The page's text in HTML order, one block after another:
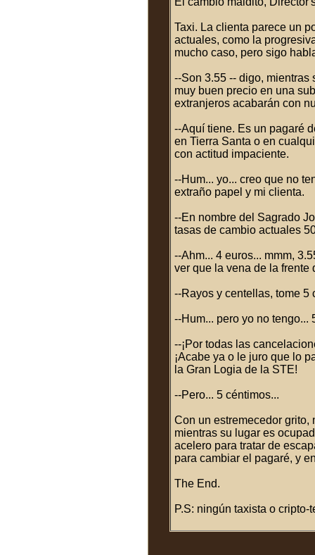
Taxi. La clienta parece un
actuales, como la
mucho caso, pero sigo
--Son 3.55 -- digo,
muy buen precio en una
extranjeros acabarán con
--Aquí tiene. Es un pagaré
en Tierra Santa o en
con actitud impaciente.
--Hum... yo... creo que no
extraño papel y mi clienta.
--En nombre del Sagrado
tasas de cambio actuales
--Ahm... 4 euros... mmm,
ver que la vena de la frente
--Rayos y centellas, tome 5
--Hum... pero yo no tengo...
--¡Por todas las
¡Acabe ya o le juro que lo
la Gran Logia de la STE!
--Pero... 5 céntimos...
Con un estremecedor grito,
mientras su lugar es
acelero para tratar de
para cambiar el pagaré, y
The End.
P.S: ningún taxista o